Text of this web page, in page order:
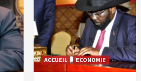
ACCUEIL ECONOMIE